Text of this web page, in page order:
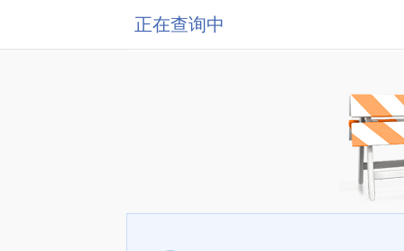
正在查询中